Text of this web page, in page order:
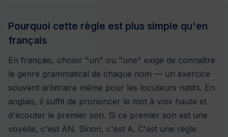
Pourquoi cette règle est plus simple qu'en
français
En français, choisir "un" ou "une" exige de connaître
le genre grammatical de chaque nom — un exercice
souvent arbitraire même pour les locuteurs natifs. En
anglais, il suffit de prononcer le mot à voix haute et
d'écouter le premier son. Si ce premier son est une
voyelle, c'est AN. Sinon, c'est A. C'est une règle